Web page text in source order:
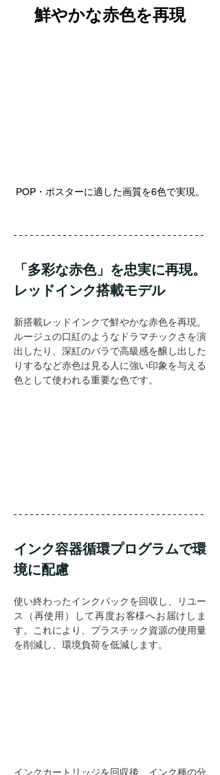
鮮やかな赤色を再現
POP・ポスターに適した画質を6色で実現。
「多彩な赤色」を忠実に再現。
レッドインク搭載モデル
新搭載レッドインクで鮮やかな赤色を再現。
ルージュの口紅のようなドラマチックさを演
出したり、深紅のバラで高級感を醸し出した
りするなど赤色は見る人に強い印象を与える
色として使われる重要な色です。
インク容器循環プログラムで環
境に配慮
使い終わったインクパックを回収し、リユー
ス（再使用）して再度お客様へお届けしま
す。これにより、プラスチック資源の使用量
を削減し、環境負荷を低減します。
インクカートリッジを回収後、インク種の分